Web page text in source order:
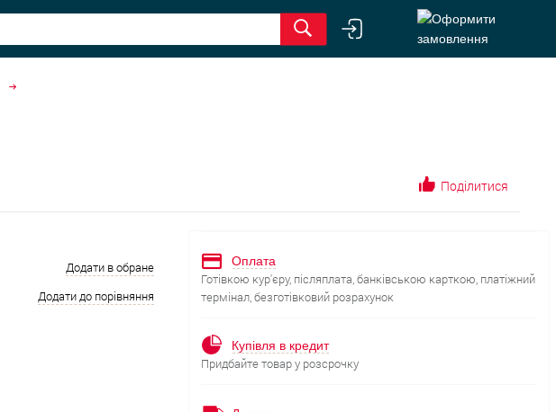
Поділитися
Додати в обране
Додати до порівняння
Оплата
Готівкою кур'єру, післяплата, банківською карткою, платіжний
термінал, безготівковий розрахунок
Купівля в кредит
Придбайте товар у розсрочку